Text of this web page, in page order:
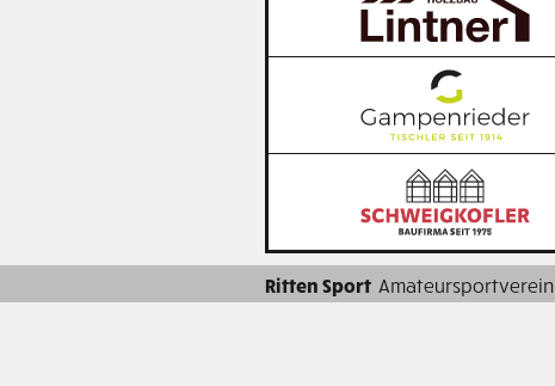
Ritten Sport Amateursportverein